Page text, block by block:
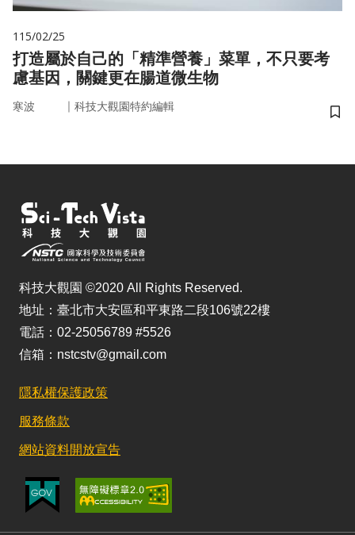
115/02/25
打造屬於自己的「精準營養」菜單，不只要考
慮基因，關鍵更在腸道微生物
寒波 ｜ 科技大觀園特約編輯
儲
科技大觀園 ©2020 All Rights Reserved.
地址：臺北市大安區和平東路二段106號22樓
電話：02-25056789 #5526
信箱：nstcstv@gmail.com
隱私權保護政策
服務條款
網站資料開放宣告